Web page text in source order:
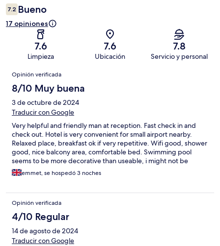
7.2 Bueno
17 opiniones
7.6
Limpieza
7.6
Ubicación
7.8
Servicio y personal
Opiniones
Opinión verificada
8/10 Muy buena
3 de octubre de 2024
Traducir con Google
Very helpful and friendly man at reception. Fast check in and
check out. Hotel is very convenient for small airport nearby.
Relaxed place, breakfast ok if very repetitive. Wifi good, shower
good, nice balcony area, comfortable bed. Swimming pool
seems to be more decorative than useable, i might not be
correct here. Room a bit jaded and tired, light switches and
furniture needs some attention.
emmet, se hospedó 3 noches
Opinión verificada
4/10 Regular
14 de agosto de 2024
Traducir con Google